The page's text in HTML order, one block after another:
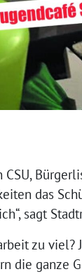
das
sagt
zu viel?
die ganze